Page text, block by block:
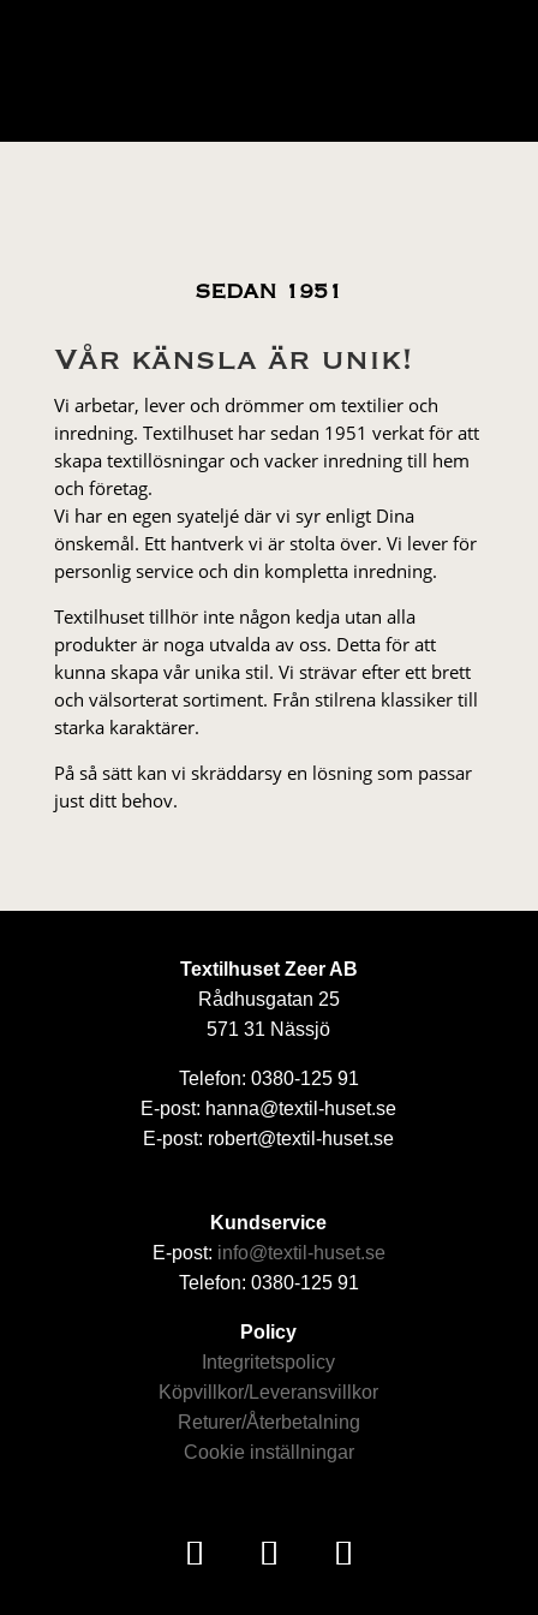
SEDAN 1951
Vår känsla är unik!
Vi arbetar, lever och drömmer om textilier och
inredning. Textilhuset har sedan 1951 verkat för att
skapa textillösningar och vacker inredning till hem
och företag.
Vi har en egen syateljé där vi syr enligt Dina
önskemål. Ett hantverk vi är stolta över. Vi lever för
personlig service och din kompletta inredning.
Textilhuset tillhör inte någon kedja utan alla
produkter är noga utvalda av oss. Detta för att
kunna skapa vår unika stil. Vi strä­var efter ett brett
och välsorterat sor­ti­ment. Från stil­rena klas­siker till
starka karaktärer.
På så sätt kan vi skräddarsy en lösning som passar
just ditt behov.
Textilhuset Zeer AB
Rådhusgatan 25
571 31 Nässjö
Telefon: 0380-125 91
E-post: hanna@textil-huset.se
E-post: robert@textil-huset.se
Kundservice
E-post: info@textil-huset.se
Telefon: 0380-125 91
Policy
Integritetspolicy
Köpvillkor/Leveransvillkor
Returer/Återbetalning
Cookie inställningar